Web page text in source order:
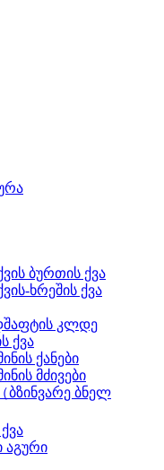
ბურთის ქვა
ხრეშის ქვა
კლდე
ქვა
ქანები
მძივები
ბზინვარე ბნელ
აგური